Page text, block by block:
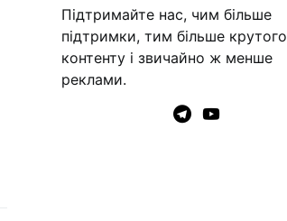
Підтримайте нас, чим більше
підтримки, тим більше крутого
контенту і звичайно ж менше
реклами.